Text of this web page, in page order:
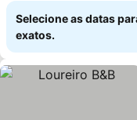
Selecione as datas
exatos.